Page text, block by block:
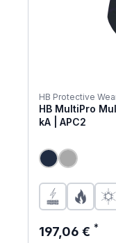
HB Protective
HB MultiPro
kA | APC2
Regulärer
197,06 €